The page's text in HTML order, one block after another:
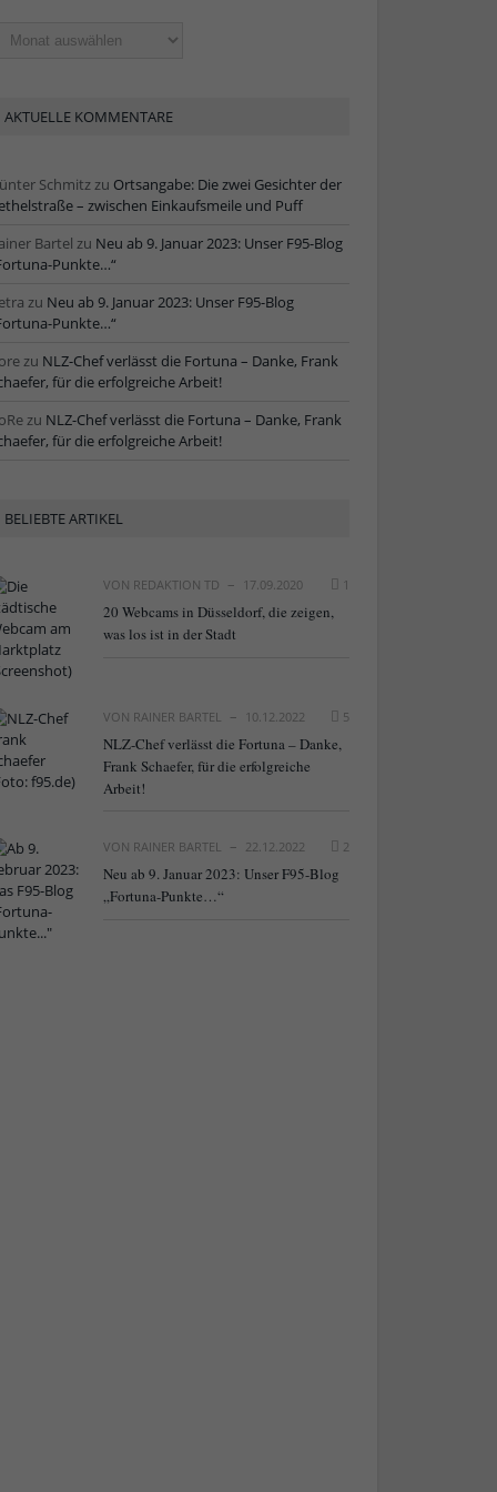
AKTUELLE KOMMENTARE
Schmitzzu Ortsangabe: Die zwei Gesichter der
– zwischen Einkaufsmeile und Puff
Bartel zu Neu ab 9. Januar 2023: Unser F95-Blog
Punkte…“
zu Neu ab 9. Januar 2023: Unser F95-Blog
Punkte…“
zu NLZ-Chef verlässt die Fortuna – Danke, Frank
für die erfolgreiche Arbeit!
zu NLZ-Chef verlässt die Fortuna – Danke, Frank
für die erfolgreiche Arbeit!
BELIEBTE ARTIKEL
VON REDAKTION TD 17.09.2020 1
20 Webcams in Düsseldorf, die zeigen,
was los ist in der Stadt
VON RAINER BARTEL 10.12.2022 5
NLZ-Chef verlässt die Fortuna – Danke,
Frank Schaefer, für die erfolgreiche
Arbeit!
VON RAINER BARTEL 22.12.2022 2
Neu ab 9. Januar 2023: Unser F95-Blog
„Fortuna-Punkte…“